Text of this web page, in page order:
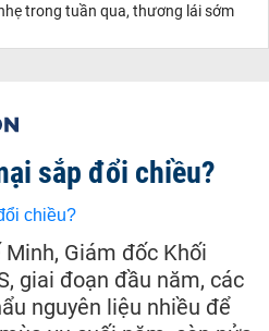
trong tuần qua, thương lái sớm
sắp đổi chiều?
Giám đốc Khối
giai đoạn đầu năm, các
nguyên liệu nhiều để